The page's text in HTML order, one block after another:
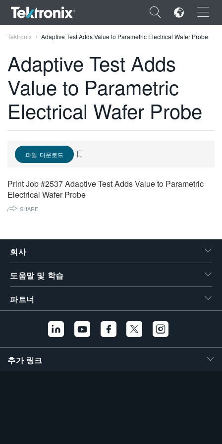
×
ENGLISH
FRANÇAIS
VIỆT NAM
日本語
한국어
Tektronix Adaptive Test Adds Value to Parametric Electrical Wafer Probe
Adaptive Test Adds
Value to Parametric
Electrical Wafer Probe
파일 다운로드
Print Job #2537 Adaptive Test Adds Value to Parametric
Electrical Wafer Probe
SHARE
회사
도움말 및 학습
파트너
추가 링크